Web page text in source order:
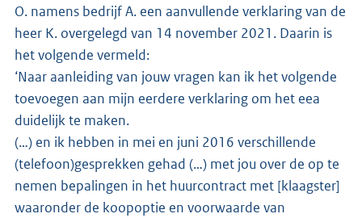
O. namens bedrijf A. een aanvullende verklaring van de
heer K. overgelegd van 14 november 2021. Daarin is
het volgende vermeld:
‘Naar aanleiding van jouw vragen kan ik het volgende
toevoegen aan mijn eerdere verklaring om het eea
duidelijk te maken.
(…) en ik hebben in mei en juni 2016 verschillende
(telefoon)gesprekken gehad (…) met jou over de op te
nemen bepalingen in het huurcontract met [klaagster]
waaronder de koopoptie en voorwaarde van